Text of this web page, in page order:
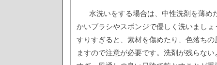
水洗いをする場合は、中性洗剤を薄め
かいブラシやスポンジで優しく洗いまし
すりすぎると、素材を傷めたり、色落ち
ますので注意が必要です。洗剤が残らな